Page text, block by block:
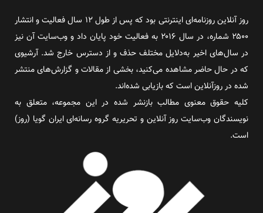
روز آنلاین روزنامه‌ای اینترنتی بود که پس از طول ۱۲ سال فعالیت و انتشار
۲۵۰۰ شماره، در سال ۲۰۱۶ به فعالیت خود پایان داد و وب‌سایت آن نیز
در سال‌های اخیر به‌دلایل مختلف حذف و از دسترس خارج شد. آرشیوی
که در حال حاضر مشاهده می‌کنید، بخشی از مقالات و گزارش‌های منتشر
شده در روزآنلاین است که بازیابی شده‌اند.
کلیه حقوق معنوی مطالب بازنشر شده در این مجموعه، متعلق به
نویسندگان وب‌سایت روز آنلاین و تحریریه گروه رسانه‌ای ایران گویا (روز)
است.